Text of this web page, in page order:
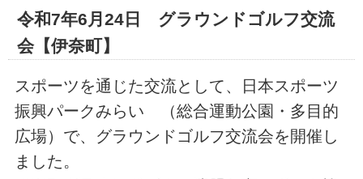
令和7年6月24日 グラウンドゴルフ交流
会【伊奈町】
スポーツを通じた交流として、日本スポーツ
振興パークみらい （総合運動公園・多目的
広場）で、グラウンドゴルフ交流会を開催し
ました。